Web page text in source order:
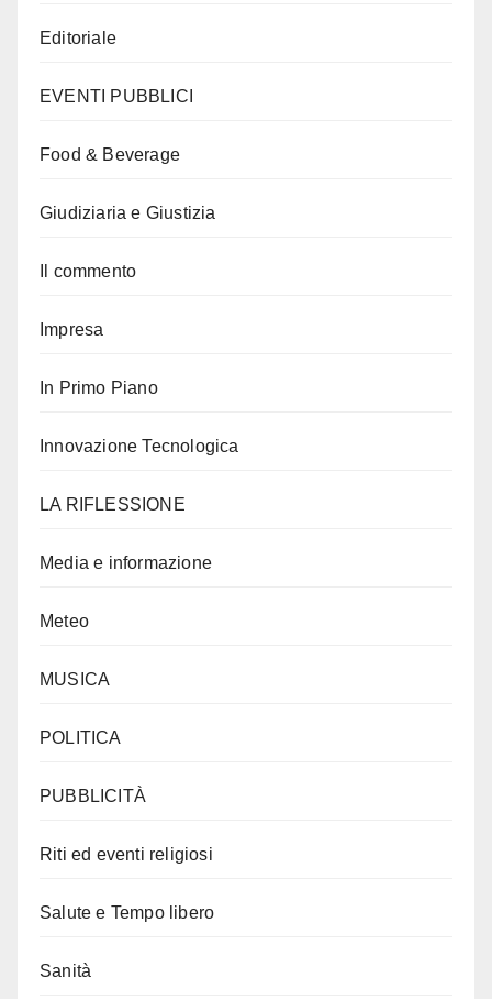
Editoriale
EVENTI PUBBLICI
Food & Beverage
Giudiziaria e Giustizia
Il commento
Impresa
In Primo Piano
Innovazione Tecnologica
LA RIFLESSIONE
Media e informazione
Meteo
MUSICA
POLITICA
PUBBLICITÀ
Riti ed eventi religiosi
Salute e Tempo libero
Sanità